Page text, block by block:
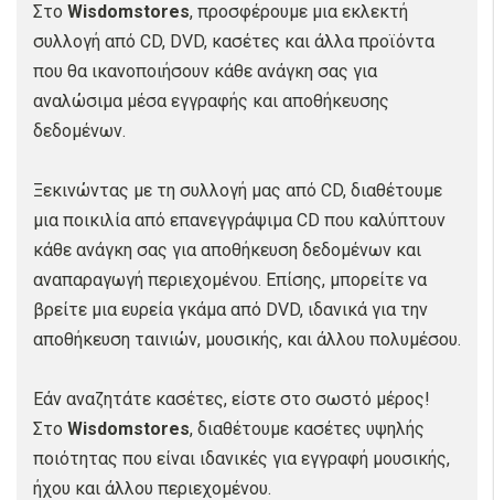
Στο Wisdomstores, προσφέρουμε μια εκλεκτή
συλλογή από CD, DVD, κασέτες και άλλα προϊόντα
που θα ικανοποιήσουν κάθε ανάγκη σας για
αναλώσιμα μέσα εγγραφής και αποθήκευσης
δεδομένων.
Ξεκινώντας με τη συλλογή μας από CD, διαθέτουμε
μια ποικιλία από επανεγγράψιμα CD που καλύπτουν
κάθε ανάγκη σας για αποθήκευση δεδομένων και
αναπαραγωγή περιεχομένου. Επίσης, μπορείτε να
βρείτε μια ευρεία γκάμα από DVD, ιδανικά για την
αποθήκευση ταινιών, μουσικής, και άλλου πολυμέσου.
Εάν αναζητάτε κασέτες, είστε στο σωστό μέρος!
Στο Wisdomstores, διαθέτουμε κασέτες υψηλής
ποιότητας που είναι ιδανικές για εγγραφή μουσικής,
ήχου και άλλου περιεχομένου.